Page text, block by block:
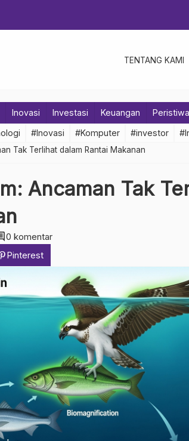
TENTANG KAMI
Inovasi Investasi Keuangan Peristiwa
#Inovasi #Komputer #investor
Tak Terlihat dalam Rantai Makanan
Ancaman Tak
0 komentar
Pinterest